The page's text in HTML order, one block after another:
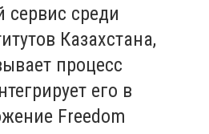
среди
Казахстана,
процесс
его в
Freedom